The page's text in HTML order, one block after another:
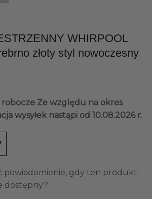
WHIRPOOL
złoty styl nowoczesny
robocze Ze względu na okres
wysyłek nastąpi od 10.08.2026 r.
powiadomienie, gdy ten produkt
dostępny?